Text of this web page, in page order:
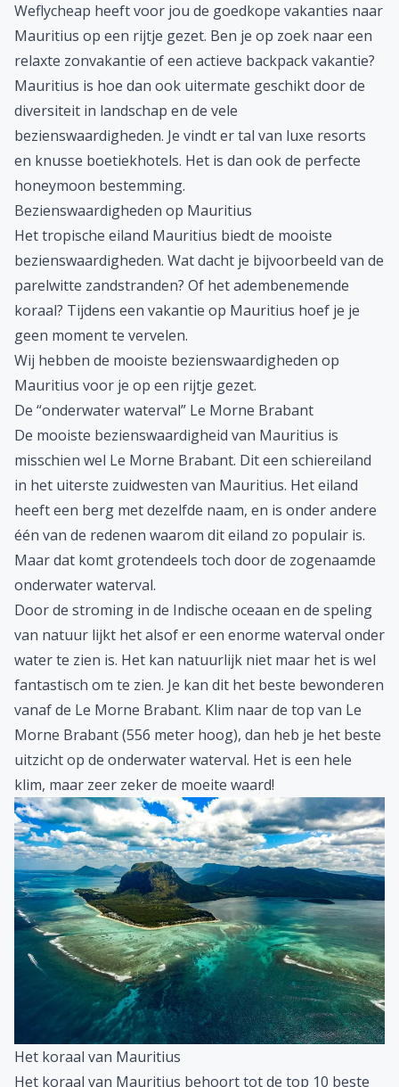
Weflycheap heeft voor jou de goedkope vakanties naar
Mauritius op een rijtje gezet. Ben je op zoek naar een
relaxte zonvakantie of een actieve backpack vakantie?
Mauritius is hoe dan ook uitermate geschikt door de
diversiteit in landschap en de vele
bezienswaardigheden. Je vindt er tal van luxe resorts
en knusse boetiekhotels. Het is dan ook de perfecte
honeymoon bestemming.
Bezienswaardigheden op Mauritius
Het tropische eiland Mauritius biedt de mooiste
bezienswaardigheden. Wat dacht je bijvoorbeeld van de
parelwitte zandstranden? Of het adembenemende
koraal? Tijdens een vakantie op Mauritius hoef je je
geen moment te vervelen.
Wij hebben de mooiste bezienswaardigheden op
Mauritius voor je op een rijtje gezet.
De “onderwater waterval” Le Morne Brabant
De mooiste bezienswaardigheid van Mauritius is
misschien wel Le Morne Brabant. Dit een schiereiland
in het uiterste zuidwesten van Mauritius. Het eiland
heeft een berg met dezelfde naam, en is onder andere
één van de redenen waarom dit eiland zo populair is.
Maar dat komt grotendeels toch door de zogenaamde
onderwater waterval.
Door de stroming in de Indische oceaan en de speling
van natuur lijkt het alsof er een enorme waterval onder
water te zien is. Het kan natuurlijk niet maar het is wel
fantastisch om te zien. Je kan dit het beste bewonderen
vanaf de Le Morne Brabant. Klim naar de top van Le
Morne Brabant (556 meter hoog), dan heb je het beste
uitzicht op de onderwater waterval. Het is een hele
klim, maar zeer zeker de moeite waard!
Het koraal van Mauritius
Het koraal van Mauritius behoort tot de top 10 beste